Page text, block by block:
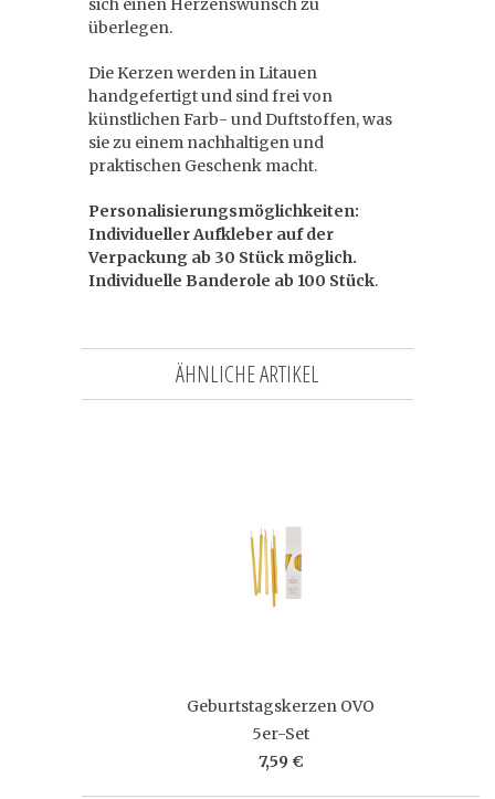
sich einen Herzenswunsch zu
überlegen.
Die Kerzen werden in Litauen
handgefertigt und sind frei von
künstlichen Farb- und Duftstoffen, was
sie zu einem nachhaltigen und
praktischen Geschenk macht.
Personalisierungsmöglichkeiten:
Individueller Aufkleber auf der
Verpackung ab 30 Stück möglich.
Individuelle Banderole ab 100 Stück.
ÄHNLICHE ARTIKEL
Geburtstagskerzen OVO
5er-Set
7,59 €